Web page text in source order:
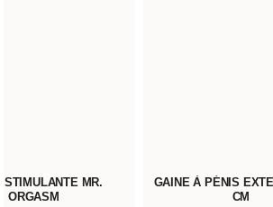
STIMULANTE MR.
ORGASM
GAINE À PÉNIS
CM